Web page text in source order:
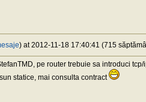
) at 2012-11-18 17:40:41 (715
pe router trebuie sa introduci
statice, mai consulta contract